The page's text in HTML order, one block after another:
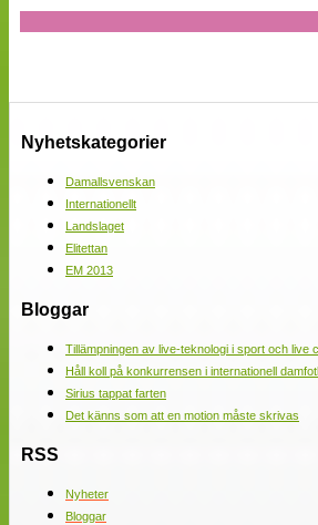
Nyhetskategorier
Damallsvenskan
Internationellt
Landslaget
Elitettan
EM 2013
Bloggar
Tillämpningen av live-teknologi i sport och live
Håll koll på konkurrensen i internationell
Sirius tappat farten
Det känns som att en motion måste skrivas
RSS
Nyheter
Bloggar